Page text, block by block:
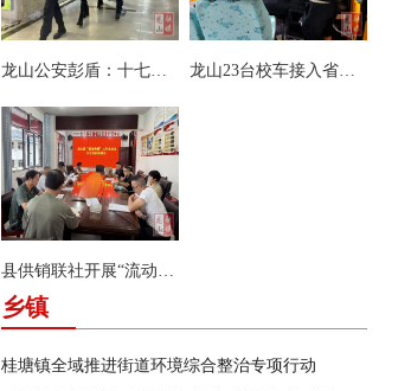
龙山公安彭盾：十七载藏蓝铸忠诚 初心如磐护万家 龙山23台校车接入省级智慧安全监管系统
县供销联社开展“流动供销”业务及安全知识专项培训
乡镇
桂塘镇全域推进街道环境综合整治专项行动